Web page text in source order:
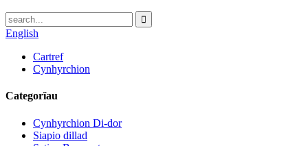
English
Cartref
Cynhyrchion
Categorïau
Cynhyrchion Di-dor
Siapio dillad